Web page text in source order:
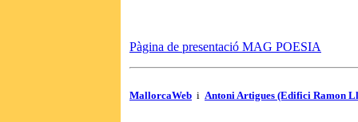
Pàgina de presentació MAG POESIA
MallorcaWeb i Antoni Artigues (Edifici Ramon